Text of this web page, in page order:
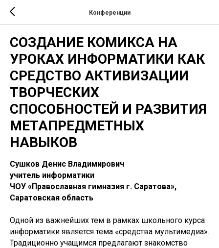
Конференции
СОЗДАНИЕ КОМИКСА НА
УРОКАХ ИНФОРМАТИКИ КАК
СРЕДСТВО АКТИВИЗАЦИИ
ТВОРЧЕСКИХ
СПОСОБНОСТЕЙ И РАЗВИТИЯ
МЕТАПРЕДМЕТНЫХ
НАВЫКОВ
Сушков Денис Владимирович
учитель информатики
ЧОУ «Православная гимназия г. Саратова»,
Саратовская область
Одной из важнейших тем в рамках школьного курса
информатики является тема «средства мультимедиа».
Традиционно учащимся предлагают знакомство